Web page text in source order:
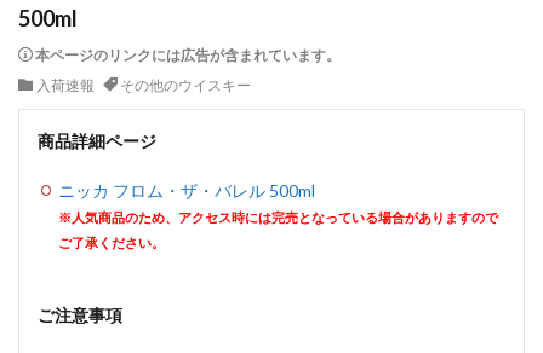
500ml
本ページのリンクには広告が含まれています。
入荷速報
その他のウイスキー
商品詳細ページ
ニッカ フロム・ザ・バレル 500ml
※人気商品のため、アクセス時には完売となっている場合がありますので
ご了承ください。
ご注意事項